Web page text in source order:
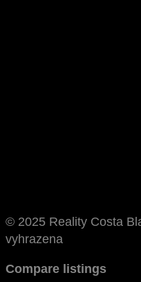
© 2025 Reality Costa
vyhrazena
Compare listings